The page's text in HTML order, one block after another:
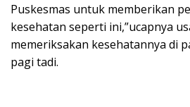
Puskesmas untuk memberikan
kesehatan seperti ini,”ucapnya
memeriksakan kesehatannya di
pagi tadi.